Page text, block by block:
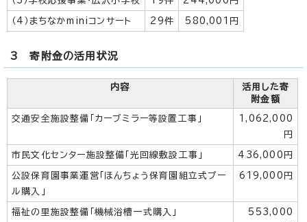
（4）まちなかminiコンサート 29件 580,001円
3 寄附金の活用状況
内容
活用した寄
附金額
交通安全施設整備「カーブミラー等設置工事」
1,062,000
円
市民文化センター施設整備「光回線敷設工事」 436,000円
公設保育園事業運営「ほんちょう保育園組立式プー
ル購入」
619,000円
福祉の里施設整備「機械浴槽一式購入」
553,000